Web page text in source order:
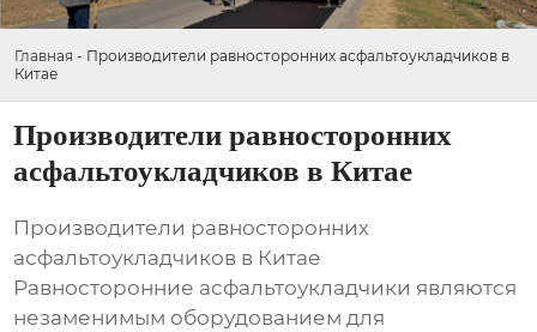
Главная - Производители равносторонних асфальтоукладчиков в
Китае
Производители равносторонних
асфальтоукладчиков в Китае
Производители равносторонних
асфальтоукладчиков в Китае
Равносторонние асфальтоукладчики являются
незаменимым оборудованием для